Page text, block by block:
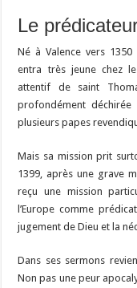
Le
Né à Valence vers
entra très jeune chez
attentif de saint
profondément déchirée
plusieurs papes
Mais sa mission prit
1399, après une grave
reçu une mission
l’Europe comme
jugement de Dieu et la
Dans ses sermons
Non pas une peur